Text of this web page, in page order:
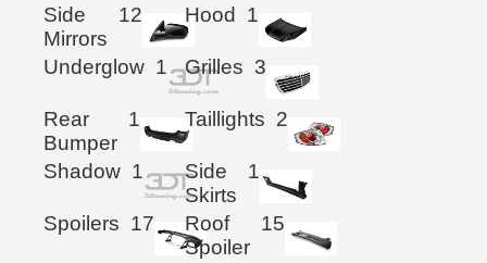
Side
Mirrors
12 Hood 1
Underglow 1 Grilles 3
Rear
Bumper
1 Taillights 2
Shadow 1
Side
Skirts
1
Spoilers 17
Roof
Spoiler
15